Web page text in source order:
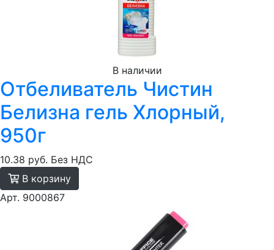
В наличии
Отбеливатель Чистин
Белизна гель Хлорный,
950г
10.38 руб. Без НДС
В корзину
Арт. 9000867